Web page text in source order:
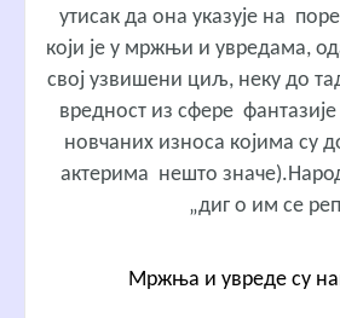
утисак да она указује на
који је у мржњи и увредама,
свој узвишени циљ, неку до
вредност из сфере
новчаних износа којима су
актерима нешто
„диг о им се
Мржња и увреде су